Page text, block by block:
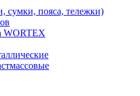
сумки, пояса, тележки)
WORTEX